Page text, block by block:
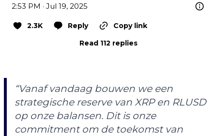
2:53 PM · Jul 19, 2025
2.3K Reply
Copy link
Read 112 replies
“Vanaf vandaag bouwen we een
strategische reserve van XRP en RLUSD
op onze balansen. Dit is onze
commitment om de toekomst van